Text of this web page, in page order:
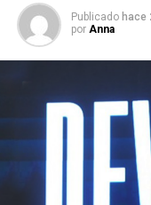
Publicado hace
por Anna